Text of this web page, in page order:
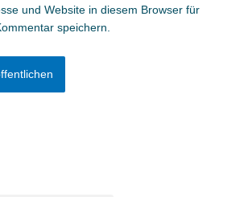
und Website in diesem Browser für
speichern.